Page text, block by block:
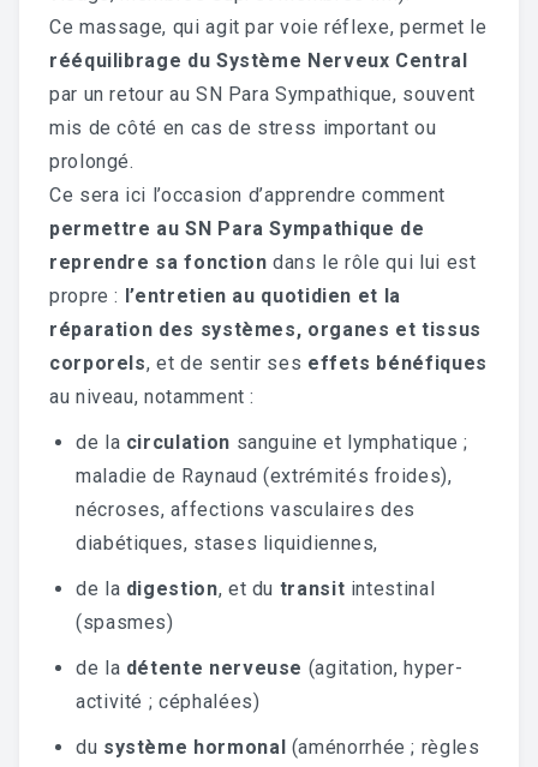
Ce massage, qui agit par voie réflexe, permet le
rééquilibrage du Système Nerveux Central
par un retour au SN Para Sympathique, souvent
mis de côté en cas de stress important ou
prolongé.
Ce sera ici l’occasion d’apprendre comment
permettre au SN Para Sympathique de
reprendre sa fonction dans le rôle qui lui est
propre : l’entretien au quotidien et la
réparation des systèmes, organes et tissus
corporels, et de sentir ses effets bénéfiques
au niveau, notamment :
de la circulation sanguine et lymphatique ;
maladie de Raynaud (extrémités froides),
nécroses, affections vasculaires des
diabétiques, stases liquidiennes,
de la digestion, et du transit intestinal
(spasmes)
de la détente nerveuse (agitation, hyper-
activité ; céphalées)
du système hormonal (aménorrhée ; règles